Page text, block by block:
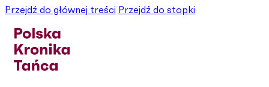
Przejdź do głównej treści Przejdź do stopki